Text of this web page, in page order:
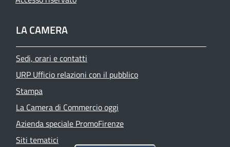
LA CAMERA
Sedi, orari e contatti
URP Ufficio relazioni con il pubblico
Stampa
La Camera di Commercio oggi
Azienda speciale PromoFirenze
Siti tematici